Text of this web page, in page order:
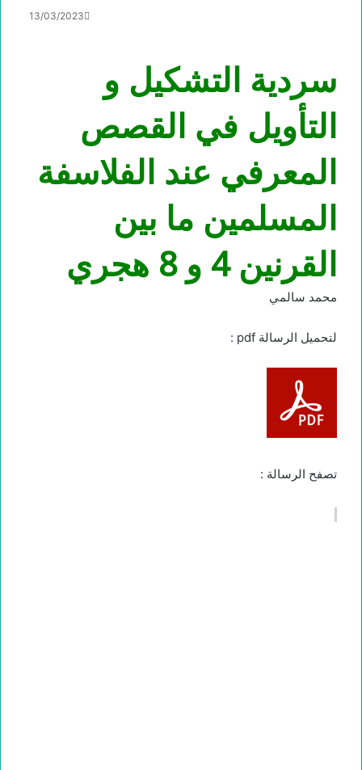
13/03/2023
سردية التشكيل و
التأويل في القصص
المعرفي عند الفلاسفة
المسلمين ما بين
القرنين 4 و 8 هجري
محمد سالمي
لتحميل الرسالة pdf :
تصفح الرسالة :